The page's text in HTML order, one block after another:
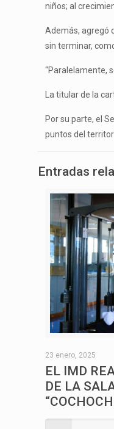
niños; al
Además, agregó
sin terminar,
“Paralelamente,
La titular de la
Por su parte, el
puntos del
Entradas
23 enero, 2025
EL IMD
DE LA